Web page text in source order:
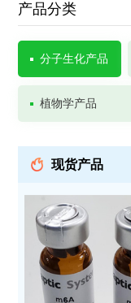
产品分类
分子生化产品
植物学产品
现货产品